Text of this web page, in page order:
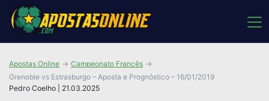
Pedro Coelho | 21.03.2025
Apostas Online
Campeonato Francês
Grenoble vs Estrasburgo – Aposta e Prognóstico – 16/01/2019